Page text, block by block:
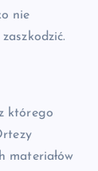
nie
którego
materiałów